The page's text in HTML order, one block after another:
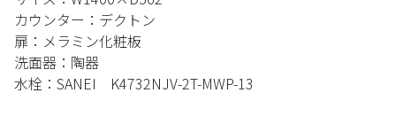
カウンター：デクトン
扉：メラミン化粧板
洗面器：陶器
水栓：SANEI K4732NJV-2T-MWP-13